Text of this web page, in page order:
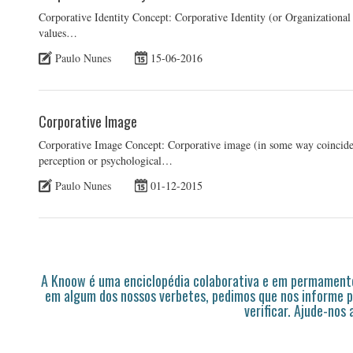
Corporative Identity Concept: Corporative Identity (or
values…
Paulo Nunes
15-06-2016
Corporative Image
Corporative Image Concept: Corporative image (in some way
perception or psychological…
Paulo Nunes
01-12-2015
A Knoow é uma enciclopédia colaborativa e em
em algum dos nossos verbetes, pedimos que nos informe
verificar. Ajude-nos